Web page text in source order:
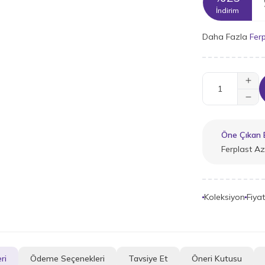
İndirim
Daha Fazla
Öne Çıkan
Ferplast
Koleksiyon
Ödeme Seçenekleri Tavsiye Et Öneri Kutusu